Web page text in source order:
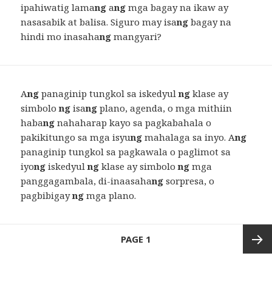
ipahiwatig lamang ang mga bagay na ikaw ay
nasasabik at balisa. Siguro may isang bagay na
hindi mo inasahang mangyari?
Ang panaginip tungkol sa iskedyulng klase ay
simbolong isang plano, agenda, o mga mithiin
habang nahaharap kayo sa pagkabahala o
pakikitungo sa mga isyung mahalaga sa inyo. Ang
panaginip tungkol sa pagkawala o paglimot sa
iyong iskedyulng klase ay simbolong mga
panggagambala, di-inaasahang sorpresa, o
pagbibigayng mga plano.
PAGE 1